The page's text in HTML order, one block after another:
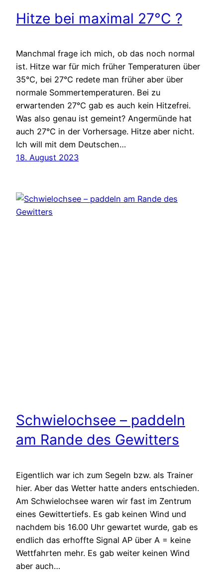
Hitze bei maximal 27°C ?
Manchmal frage ich mich, ob das noch normal
ist. Hitze war für mich früher Temperaturen über
35°C, bei 27°C redete man früher aber über
normale Sommertemperaturen. Bei zu
erwartenden 27°C gab es auch kein Hitzefrei.
Was also genau ist gemeint? Angermünde hat
auch 27°C in der Vorhersage. Hitze aber nicht.
Ich will mit dem Deutschen…
18. August 2023
Schwielochsee – paddeln
am Rande des Gewitters
Eigentlich war ich zum Segeln bzw. als Trainer
hier. Aber das Wetter hatte anders entschieden.
Am Schwielochsee waren wir fast im Zentrum
eines Gewittertiefs. Es gab keinen Wind und
nachdem bis 16.00 Uhr gewartet wurde, gab es
endlich das erhoffte Signal AP über A = keine
Wettfahrten mehr. Es gab weiter keinen Wind
aber auch…